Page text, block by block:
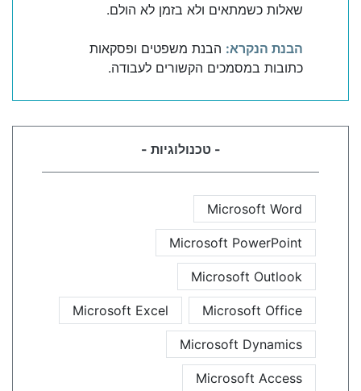
שאלות כשמתאים ולא בזמן לא הולם.
הבנת הנקרא: הבנת משפטים ופסקאות
כתובות במסמכים הקשורים לעבודה.
- טכנולוגיות -
Microsoft Word
Microsoft PowerPoint
Microsoft Outlook
Microsoft Office
Microsoft Excel
Microsoft Dynamics
Microsoft Access